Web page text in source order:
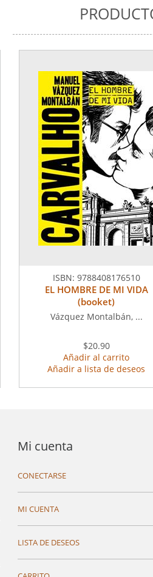
ISBN: 9788408176510
EL HOMBRE DE MI VIDA
(booket)
Vázquez Montalbán, ...
$20.90
Añadir al carrito
Añadir a lista de deseos
Mi cuenta
CONECTARSE
MI CUENTA
LISTA DE DESEOS